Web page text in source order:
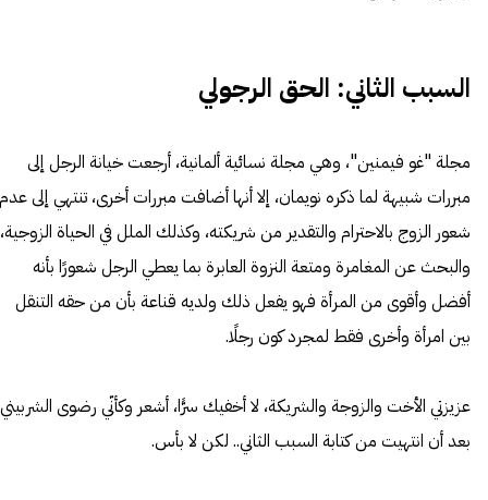
السبب الثاني: الحق الرجولي
مجلة "غو فيمنين"، وهي مجلة نسائية ألمانية، أرجعت خيانة الرجل إلى
مبررات شبيهة لما ذكره نويمان، إلا أنها أضافت مبررات أخرى، تنتهي إلى عدم
شعور الزوج بالاحترام والتقدير من شريكته، وكذلك الملل في الحياة الزوجية،
والبحث عن المغامرة ومتعة النزوة العابرة بما يعطي الرجل شعورًا بأنه
أفضل وأقوى من المرأة فهو يفعل ذلك ولديه قناعة بأن من حقه التنقل
بين امرأة وأخرى فقط لمجرد كون رجلًا.
عزيزتي الأخت والزوجة والشريكة، لا أخفيك سرًّا، أشعر وكأنّي رضوى الشربيني
بعد أن انتهيت من كتابة السبب الثاني.. لكن لا بأس.